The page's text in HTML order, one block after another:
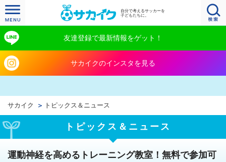
自分で考えるサッカーを
子どもたちに。
友達登録で最新情報をゲット！
サカイクのインスタを見る
サカイク トピックス＆ニュース
トピックス＆ニュース
運動神経を高めるトレーニング教室！無料で参加可